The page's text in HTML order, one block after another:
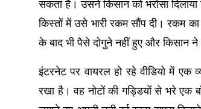
सकता है। उसने किसान को भरोसा
किस्तों में उसे भारी रकम सौंप दी। रकम
के बाद भी पैसे दोगुने नहीं हुए और किसान
इंटरनेट पर वायरल हो रहे वीडियो में एक
रखा है। वह नोटों की गड्डियों से भरे एक